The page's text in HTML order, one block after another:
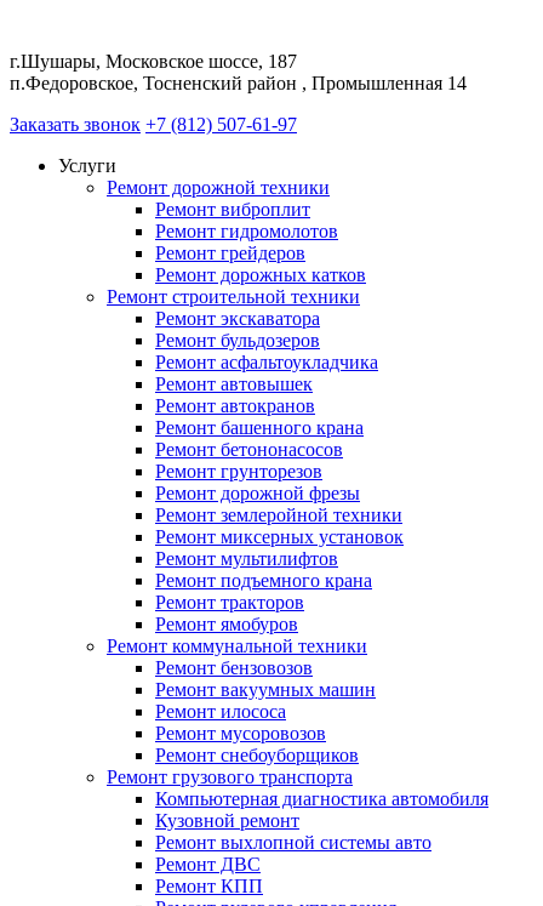
г.Шушары, Московское шоссе, 187
п.Федоровское, Тосненский район , Промышленная 14
Заказать звонок +7 (812) 507-61-97
Услуги
Ремонт дорожной техники
Ремонт виброплит
Ремонт гидромолотов
Ремонт грейдеров
Ремонт дорожных катков
Ремонт строительной техники
Ремонт экскаватора
Ремонт бульдозеров
Ремонт асфальтоукладчика
Ремонт автовышек
Ремонт автокранов
Ремонт башенного крана
Ремонт бетононасосов
Ремонт грунторезов
Ремонт дорожной фрезы
Ремонт землеройной техники
Ремонт миксерных установок
Ремонт мультилифтов
Ремонт подъемного крана
Ремонт тракторов
Ремонт ямобуров
Ремонт коммунальной техники
Ремонт бензовозов
Ремонт вакуумных машин
Ремонт илососа
Ремонт мусоровозов
Ремонт снебоуборщиков
Ремонт грузового транспорта
Компьютерная диагностика автомобиля
Кузовной ремонт
Ремонт выхлопной системы авто
Ремонт ДВС
Ремонт КПП